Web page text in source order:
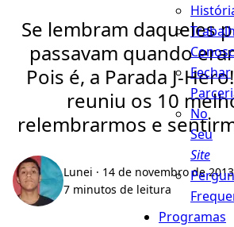
Fechar
No
Seu
Site
Programas
Se lembram daqueles
passavam quando
Pois é, a Parada J-
reuniu os 10
relembrarmos e
Lunei · 14 de novembro de
7 minutos de leitura